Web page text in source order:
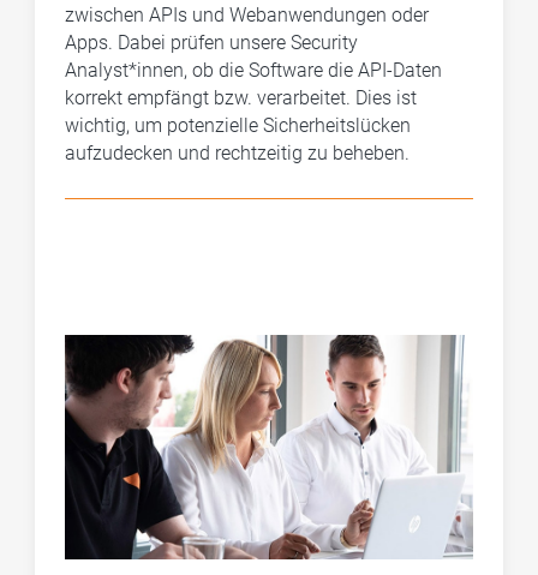
zwischen APIs und Webanwendungen oder
Apps. Dabei prüfen unsere Security
Analyst*innen, ob die Software die API-Daten
korrekt empfängt bzw. verarbeitet. Dies ist
wichtig, um potenzielle Sicherheitslücken
aufzudecken und rechtzeitig zu beheben.